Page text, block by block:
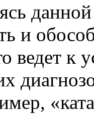
и
ведет к